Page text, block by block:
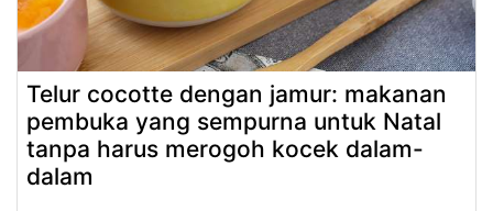
Telur cocotte dengan jamur: makanan
pembuka yang sempurna untuk Natal
tanpa harus merogoh kocek dalam-
dalam